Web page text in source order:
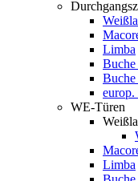
Limba
WE-Türen
Limba